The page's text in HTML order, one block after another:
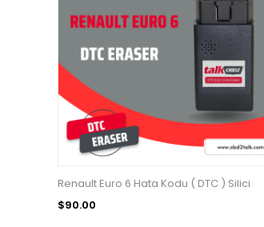
Renault Euro 6 Hata Kodu ( DTC ) Silici
$90.00